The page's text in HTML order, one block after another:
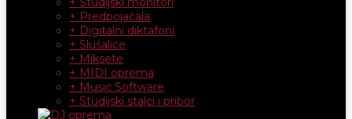
+ Predpojačala
+ Digitalni diktafoni
+ Slušalice
+ Miksete
+ MIDI oprema
+ Music Software
+ Studijski stalci i pribor